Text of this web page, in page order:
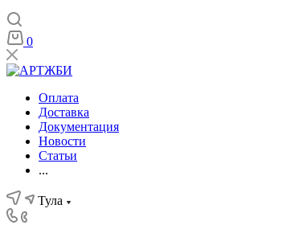
0
Оплата
Доставка
Документация
Новости
Статьи
...
Тула